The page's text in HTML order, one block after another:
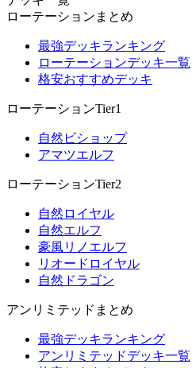
ローテーションまとめ
最強デッキランキング
ローテーションデッキ一覧
格安おすすめデッキ
ローテーションTier1
自然ビショップ
アマツエルフ
ローテーションTier2
自然ロイヤル
自然エルフ
豪風リノエルフ
リオードロイヤル
自然ドラゴン
アンリミテッドまとめ
最強デッキランキング
アンリミテッドデッキ一覧